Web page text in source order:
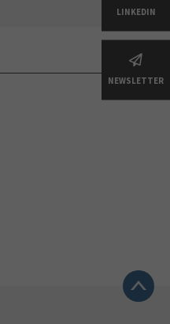
LINKEDIN
NEWSLETTER